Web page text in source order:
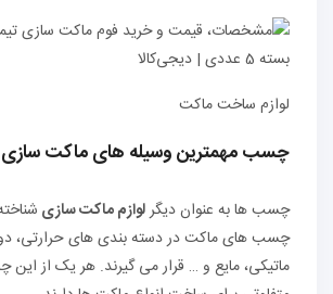
لوازم ساخت ماکت
چسب مهمترین وسیله‌ های ماکت سازی
چسب ‌ها به عنوان دیگرلوازم ماکت سازی
چسب ‌های ماکت در دسته ‌بندی ‌های حرارتی،
ماتیکی، مایع و … قرار می‌ گیرند. هر یک از این